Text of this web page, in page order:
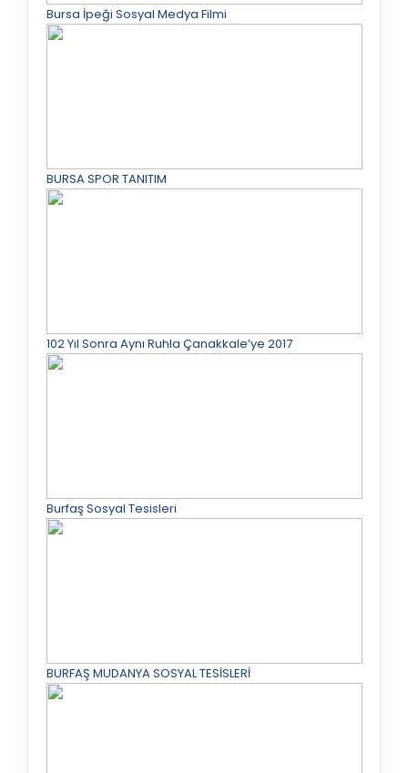
Bursa İpeği Sosyal Medya Filmi
BURSA SPOR TANITIM
102 Yıl Sonra Aynı Ruhla Çanakkale’ye 2017
Burfaş Sosyal Tesisleri
BURFAŞ MUDANYA SOSYAL TESİSLERİ